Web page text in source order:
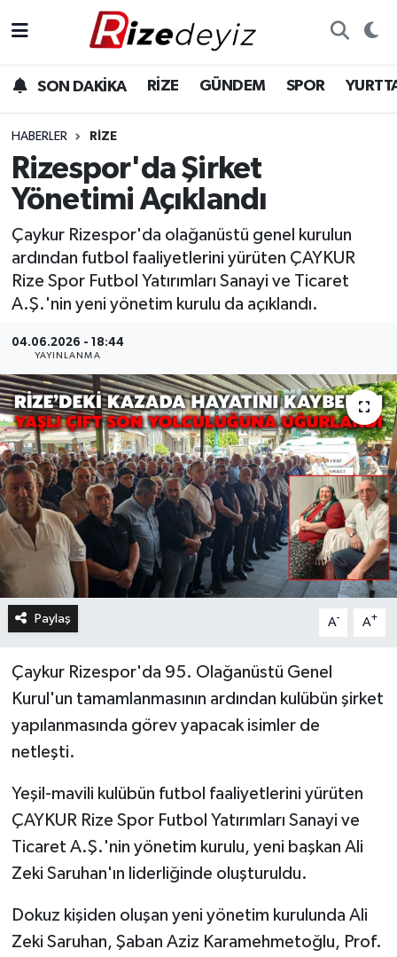
SON DAKİKA RİZE GÜNDEM SPOR
HABERLER RIZE
Rizespor'da Şirket
Yönetimi Açıklandı
Çaykur Rizespor'da olağanüstü genel kurulun
ardından futbol faaliyetlerini yürüten ÇAYKUR
Rize Spor Futbol Yatırımları Sanayi ve Ticaret
A.Ş.'nin yeni yönetim kurulu da açıklandı.
04.06.2026 - 18:44
YAYINLANMA
Paylaş A- A+
Çaykur Rizespor'da 95. Olağanüstü Genel
Kurul'un tamamlanmasının ardından kulübün şirket
yapılanmasında görev yapacak isimler de
netleşti.
Yeşil-mavili kulübün futbol faaliyetlerini yürüten
ÇAYKUR Rize Spor Futbol Yatırımları Sanayi ve
Ticaret A.Ş.'nin yönetim kurulu, yeni başkan Ali
Zeki Saruhan'ın liderliğinde oluşturuldu.
Dokuz kişiden oluşan yeni yönetim kurulunda Ali
Zeki Saruhan, Şaban Aziz Karamehmetoğlu, Prof.
Gündem
Yurttan Haberler
Ekonomi
Teknoloji
Sağlık
Rize Hava Durumu
Rize Trafik Yoğunluk Haritası
Süper Lig Puan Durumu ve Fikstür
Tüm Manşetler
Son Dakika Haberleri
Haber Arşivi